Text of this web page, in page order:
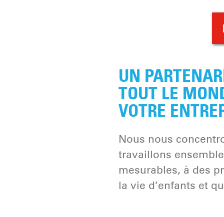
UN
TOUT LE
VOTRE
Nous nous
travaillons
mesurables, à des
la vie d’enfants et